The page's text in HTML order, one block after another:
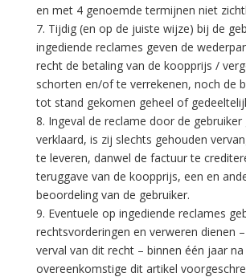
en met 4 genoemde termijnen niet
7. Tijdig (en op de juiste wijze) bij de
ingediende reclames geven de
recht de betaling van de koopprijs /
schorten en/of te verrekenen, noch de
tot stand gekomen geheel of
8. Ingeval de reclame door de
verklaard, is zij slechts gehouden
te leveren, danwel de factuur te
teruggave van de koopprijs, een en
beoordeling van de gebruiker.
9. Eventuele op ingediende reclames
rechtsvorderingen en verweren dienen
verval van dit recht – binnen één jaar na
overeenkomstige dit artikel